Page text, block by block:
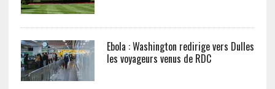
Ebola : Washington redirige vers Dulles
les voyageurs venus de RDC